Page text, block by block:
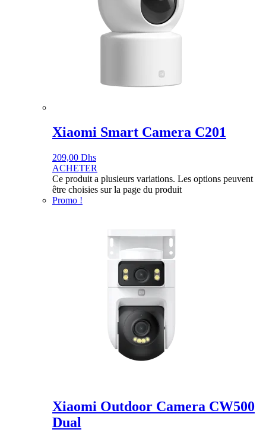
Xiaomi Smart Camera C201
209,00 Dhs
ACHETER
Ce produit a plusieurs variations. Les options peuvent
être choisies sur la page du produit
Promo !
Xiaomi Outdoor Camera CW500
Dual